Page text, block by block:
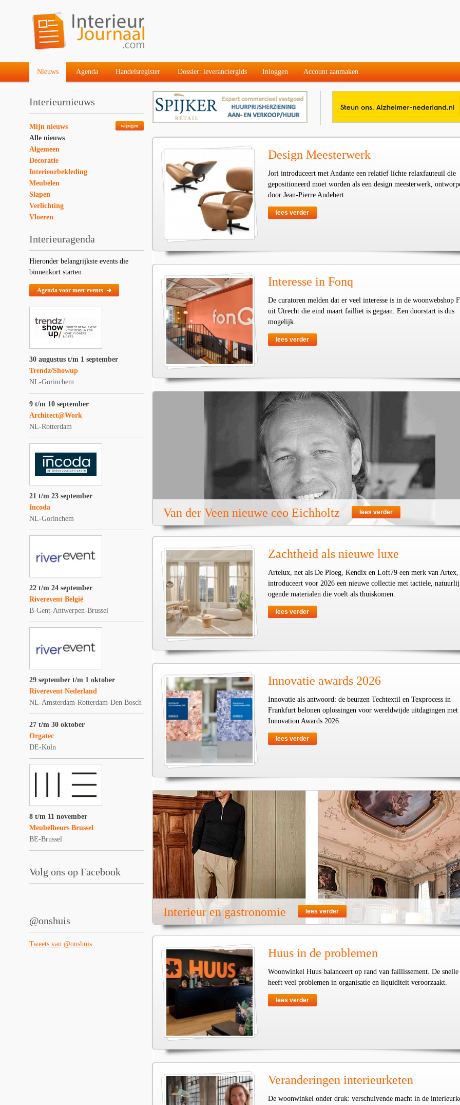
Nieuws Agenda Handelsregister Dossier: leveranciergids Inloggen Account aanmaken
Interieurnieuws
wijzigen
Mijn nieuws
Alle nieuws
Algemeen
Decoratie
Interieurbekleding
Meubelen
Slapen
Verlichting
Vloeren
Interieuragenda
Hieronder belangrijkste events die
binnenkort starten
Agenda voor meer events ➔
30 augustus t/m 1 september
Trendz/Showup
NL-Gorinchem
9 t/m 10 september
Architect@Work
NL-Rotterdam
21 t/m 23 september
Incoda
NL-Gorinchem
22 t/m 24 september
Riverevent België
B-Gent-Antwerpen-Brussel
29 september t/m 1 oktober
Riverevent Nederland
NL-Amsterdam-Rotterdam-Den Bosch
27 t/m 30 oktober
Orgatec
DE-Köln
8 t/m 11 november
Meubelbeurs Brussel
BE-Brussel
Volg ons op Facebook
@onshuis
Tweets van @onshuis
Design Meesterwerk
Jori introduceert met Andante een relatief lichte relaxfauteuil die
gepositioneerd moet worden als een design meesterwerk,
door Jean-Pierre Audebert.
lees verder
Interesse in Fonq
De curatoren melden dat er veel interesse is in de woonwebshop
uit Utrecht die eind maart failliet is gegaan. Een doorstart is dus
mogelijk.
lees verder
Van der Veen nieuwe ceo Eichholtz lees verder
Zachtheid als nieuwe luxe
Artelux, net als De Ploeg, Kendix en Loft79 een merk van Artex,
introduceert voor 2026 een nieuwe collectie met tactiele,
ogende materialen die voelt als thuiskomen.
lees verder
Innovatie awards 2026
Innovatie als antwoord: de beurzen Techtextil en Texprocess in
Frankfurt belonen oplossingen voor wereldwijde uitdagingen met
Innovation Awards 2026.
lees verder
Interieur en gastronomie lees verder
Huus in de problemen
Woonwinkel Huus balanceert op rand van faillissement. De
heeft veel problemen in organisatie en liquiditeit veroorzaakt.
lees verder
Veranderingen interieurketen
De woonwinkel onder druk: verschuivende macht in de